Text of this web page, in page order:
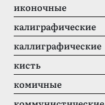
иконочные
калиграфические
каллиграфические
кисть
комичные